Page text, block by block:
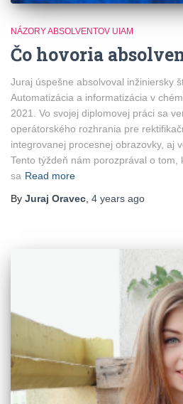
NÁZORY ABSOLVENTOV UIAM
Čo hovoria
Juraj úspešne absolvoval inžiniersky
Automatizácia a informatizácia v
2021. Vo svojej diplomovej práci sa
operátorského rozhrania pre
integrovanej procesnej obrazovky, aj
Tento týždeň nám porozprával o tom,
sa Read more
By Juraj Oravec, 4 years ago